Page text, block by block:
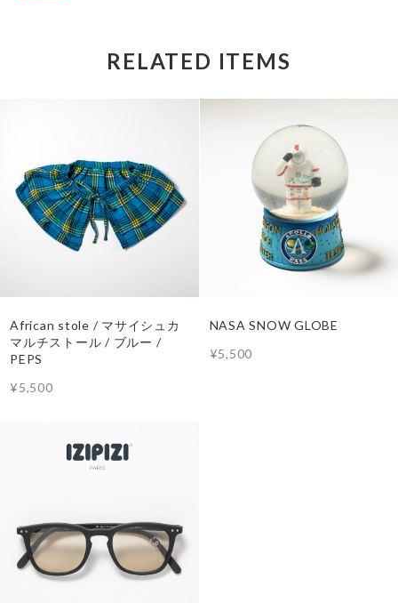
RELATED ITEMS
African stole / マサイシュカ
マルチストール / ブルー /
PEPS
¥5,500
NASA SNOW GLOBE
¥5,500